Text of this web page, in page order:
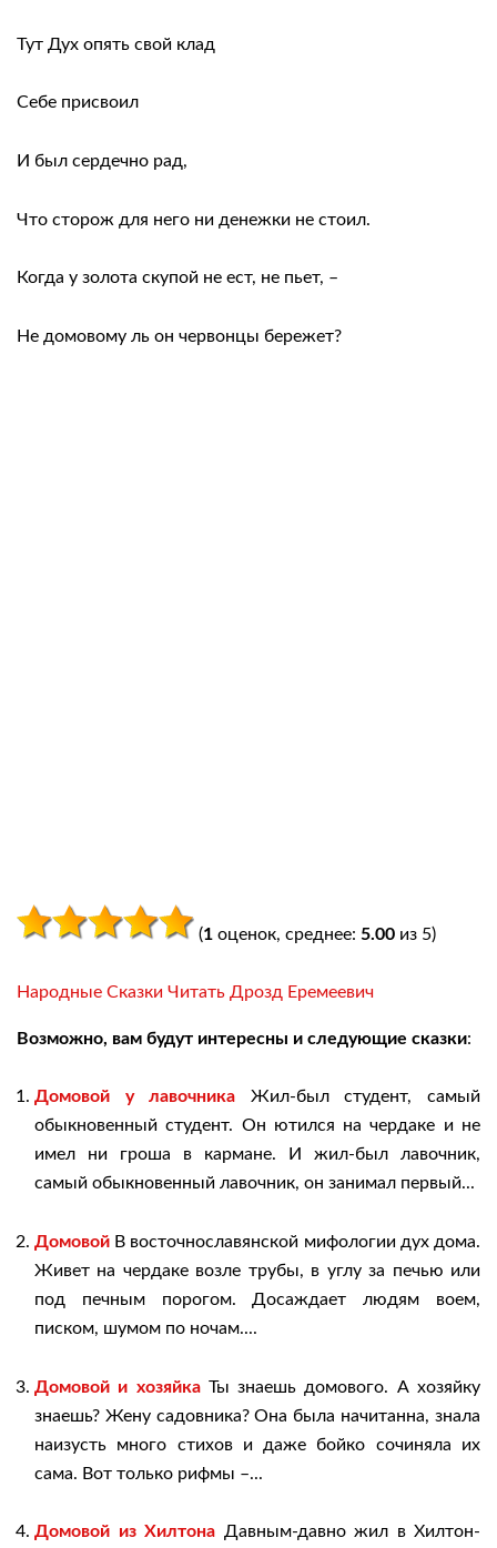
Тут Дух опять свой клад
Себе присвоил
И был сердечно рад,
Что сторож для него ни денежки не стоил.
Когда у золота скупой не ест, не пьет, –
Не домовому ль он червонцы бережет?
(1 оценок, среднее: 5.00 из 5)
Народные Сказки Читать Дрозд Еремеевич
Возможно, вам будут интересны и следующие сказки:
Домовой у лавочника Жил-был студент, самый
обыкновенный студент. Он ютился на чердаке и не
имел ни гроша в кармане. И жил-был лавочник,
самый обыкновенный лавочник, он занимал первый...
Домовой В восточнославянской мифологии дух дома.
Живет на чердаке возле трубы, в углу за печью или
под печным порогом. Досаждает людям воем,
писком, шумом по ночам....
Домовой и хозяйкаТы знаешь домового. А хозяйку
знаешь? Жену садовника? Она была начитанна, знала
наизусть много стихов и даже бойко сочиняла их
сама. Вот только рифмы –...
Домовой из Хилтона Давным-давно жил в Хилтон-